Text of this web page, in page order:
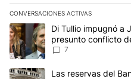
CONVERSACIONES ACTIVAS
Este listado muestra los
Un artículo de tendencia con
Di Tullio impugnó a
presunto conflicto
Ley de Tierras
7
Un artículo de tendencia con
Las reservas del